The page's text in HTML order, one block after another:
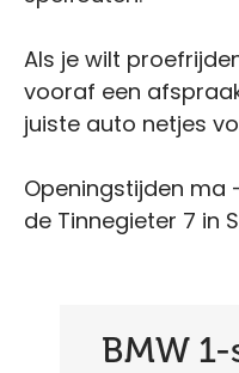
Als je wilt
vooraf een
juiste auto netjes
Openingstijden ma
de Tinnegieter 7 in
BMW